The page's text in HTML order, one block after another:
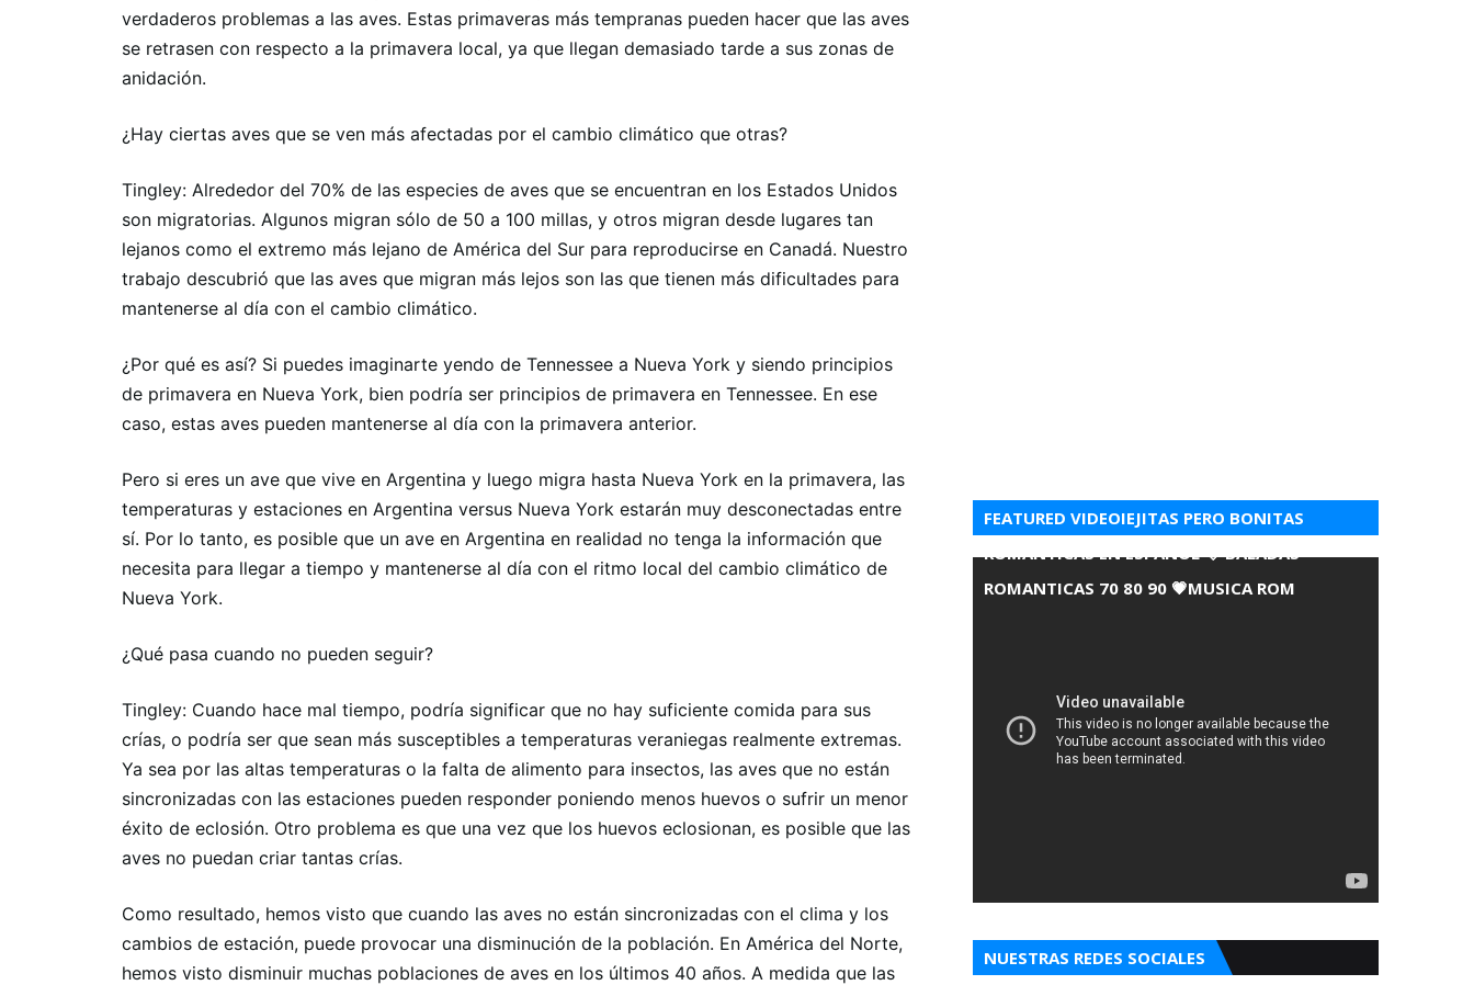
verdaderos problemas a las aves. Estas primaveras más tempranas pueden hacer que las aves
se retrasen con respecto a la primavera local, ya que llegan demasiado tarde a sus zonas de
anidación.
¿Hay ciertas aves que se ven más afectadas por el cambio climático que otras?
Tingley: Alrededor del 70% de las especies de aves que se encuentran en los Estados Unidos
son migratorias. Algunos migran sólo de 50 a 100 millas, y otros migran desde lugares tan
lejanos como el extremo más lejano de América del Sur para reproducirse en Canadá. Nuestro
trabajo descubrió que las aves que migran más lejos son las que tienen más dificultades para
mantenerse al día con el cambio climático.
¿Por qué es así? Si puedes imaginarte yendo de Tennessee a Nueva York y siendo principios
de primavera en Nueva York, bien podría ser principios de primavera en Tennessee. En ese
caso, estas aves pueden mantenerse al día con la primavera anterior.
Pero si eres un ave que vive en Argentina y luego migra hasta Nueva York en la primavera, las
temperaturas y estaciones en Argentina versus Nueva York estarán muy desconectadas entre
sí. Por lo tanto, es posible que un ave en Argentina en realidad no tenga la información que
necesita para llegar a tiempo y mantenerse al día con el ritmo local del cambio climático de
Nueva York.
¿Qué pasa cuando no pueden seguir?
Tingley: Cuando hace mal tiempo, podría significar que no hay suficiente comida para sus
crías, o podría ser que sean más susceptibles a temperaturas veraniegas realmente extremas.
Ya sea por las altas temperaturas o la falta de alimento para insectos, las aves que no están
sincronizadas con las estaciones pueden responder poniendo menos huevos o sufrir un menor
éxito de eclosión. Otro problema es que una vez que los huevos eclosionan, es posible que las
aves no puedan criar tantas crías.
Como resultado, hemos visto que cuando las aves no están sincronizadas con el clima y los
cambios de estación, puede provocar una disminución de la población. En América del Norte,
hemos visto disminuir muchas poblaciones de aves en los últimos 40 años. A medida que las
FEATURED VIDEOIEJITAS PERO BONITAS
ROMANTICAS EN ESPANOL 💘 BALADAS
ROMANTICAS 70 80 90 💗MUSICA ROM
NUESTRAS REDES SOCIALES